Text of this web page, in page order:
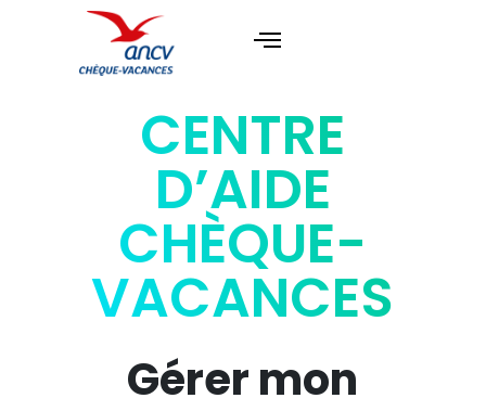
CENTRE
D’AIDE
CHÈQUE-
VACANCES
Gérer mon